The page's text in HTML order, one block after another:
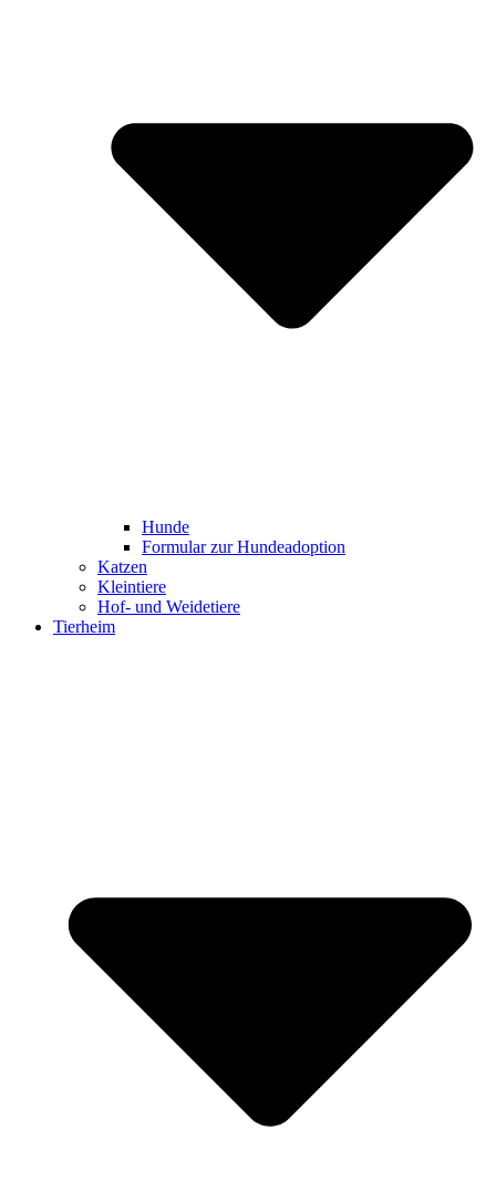
Hunde
Formular zur Hundeadoption
Katzen
Kleintiere
Hof- und Weidetiere
Tierheim